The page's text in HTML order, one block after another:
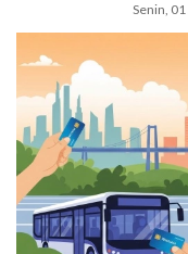
Senin,